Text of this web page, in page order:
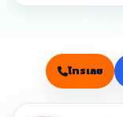
โทรเลย